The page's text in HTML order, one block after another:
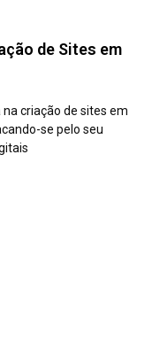
de Sites em
criação de sites em
se pelo seu